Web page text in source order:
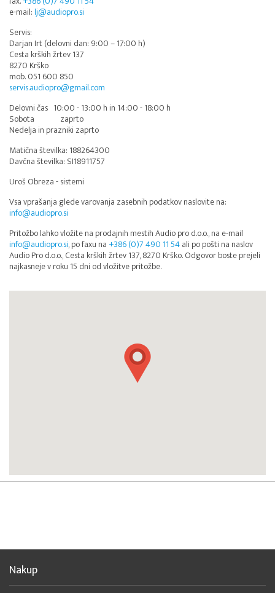
e-mail:lj@audiopro.si
Servis:
Darjan Irt (delovni dan: 9:00 – 17:00 h)
Cesta krških žrtev 137
8270 Krško
mob. 051 600 850
servis.audiopro@gmail.com
Delovni čas 10:00 - 13:00 h in 14:00 - 18:00 h
Sobota zaprto
Nedelja in prazniki zaprto
Matična številka: 188264300
Davčna številka: SI18911757
Uroš Obreza - sistemi
Vsa vprašanja glede varovanja zasebnih podatkov naslovite na:
info@audiopro.si
Pritožbo lahko vložite na prodajnih mestih Audio pro d.o.o., na e-mail
info@audiopro.si, po faxu na +386 (0)7 490 11 54ali po pošti na naslov
Audio Pro d.o.o., Cesta krških žrtev 137, 8270 Krško. Odgovor boste prejeli
najkasneje v roku 15 dni od vložitve pritožbe.
Nakup